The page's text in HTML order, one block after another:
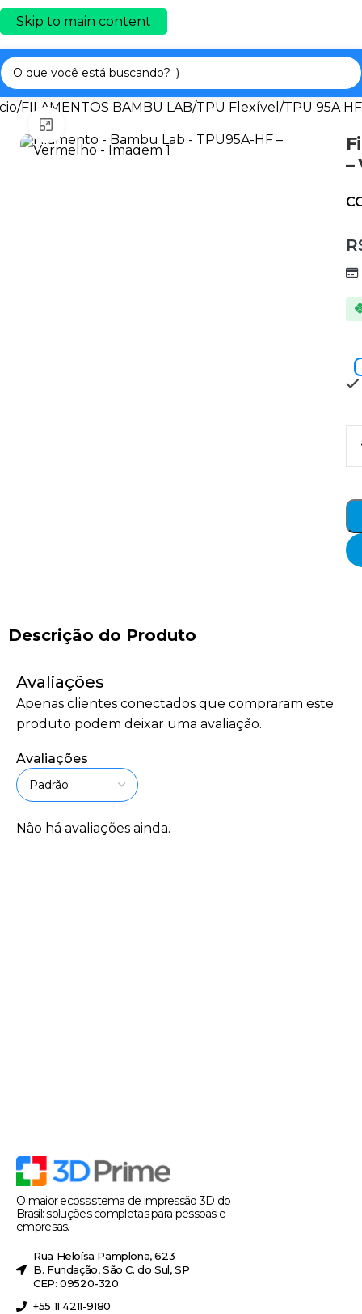
Skip to main content
/FILAMENTOS BAMBU LAB/TPU Flexível /TPU 95A HF
–
Descrição do Produto
Avaliações
Avaliações
Não há avaliações ainda.
Apenas clientes conectados que compraram este
produto podem deixar uma avaliação.
O maior ecossistema de impressão 3D do
Brasil: soluções completas para pessoas e
empresas.
Rua Heloísa Pamplona, 623
B. Fundação, São C. do Sul, SP
CEP: 09520-320
+55 11 4211-9180